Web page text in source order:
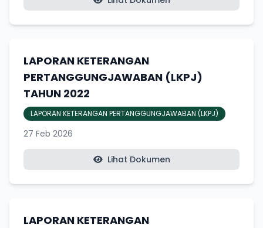
LAPORAN KETERANGAN
PERTANGGUNGJAWABAN (LKPJ)
TAHUN 2022
LAPORAN KETERANGAN PERTANGGUNGJAWABAN (LKPJ)
27 Feb 2026
Lihat Dokumen
LAPORAN KETERANGAN